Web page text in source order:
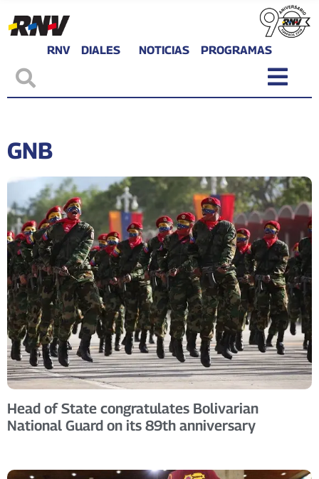
RNV DIALES NOTICIAS PROGRAMAS
GNB
Head of State congratulates Bolivarian
National Guard on its 89th anniversary